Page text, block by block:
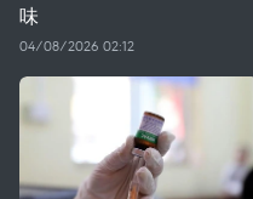
味
04/08/2026 02:12